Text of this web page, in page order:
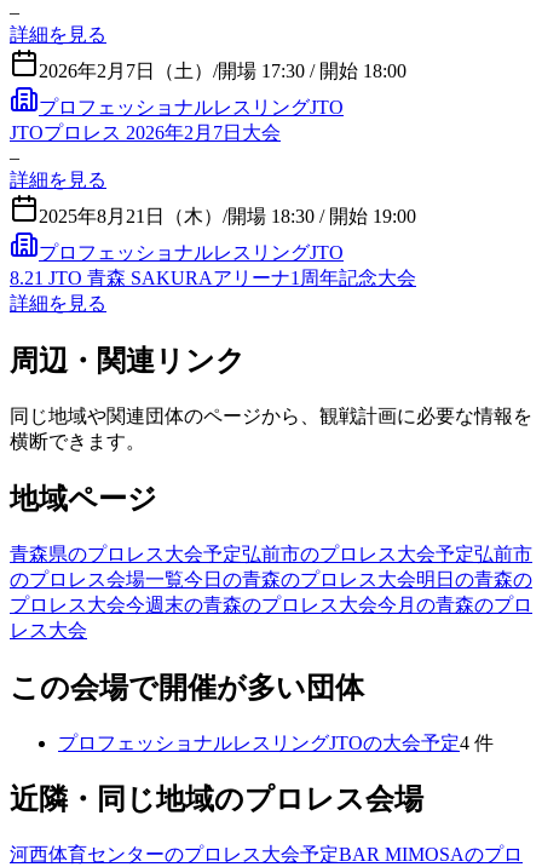
–
詳細を見る
2026年2月7日（土） /開場 17:30 / 開始 18:00
プロフェッショナルレスリングJTO
JTOプロレス 2026年2月7日大会
–
詳細を見る
2025年8月21日（木） /開場 18:30 / 開始 19:00
プロフェッショナルレスリングJTO
8.21 JTO 青森 SAKURAアリーナ1周年記念大会
詳細を見る
周辺・関連リンク
同じ地域や関連団体のページから、観戦計画に必要な情報を
横断できます。
地域ページ
青森県のプロレス大会予定弘前市のプロレス大会予定弘前市
のプロレス会場一覧今日の青森のプロレス大会明日の青森の
プロレス大会今週末の青森のプロレス大会今月の青森のプロ
レス大会
この会場で開催が多い団体
プロフェッショナルレスリングJTOの大会予定4 件
近隣・同じ地域のプロレス会場
河西体育センターのプロレス大会予定BAR MIMOSAのプロ